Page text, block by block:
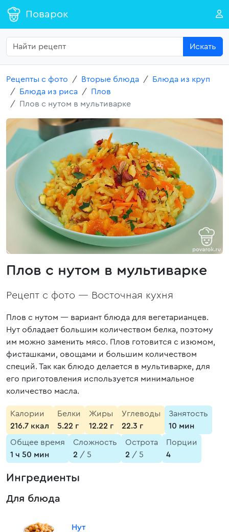
Поварок
Искать
Рецепты с фото Вторые блюда
Блюда из круп
Блюда из риса
Плов
Плов с нутом в мультиварке
Плов с нутом в мультиварке
Рецепт с фото — Восточная кухня
Плов с нутом — вариант блюда для вегетарианцев.
Нут обладает большим количеством белка, поэтому
им можно заменить мясо. Плов готовится с изюмом,
фисташками, овощами и большим количеством
специй. Так как блюдо делается в мультиварке, для
его приготовления используется минимальное
количество масла.
Калории
216.7 ккал
Белки
5.22 г
Жиры
12.22 г
Углеводы
22.3 г
Занятость
10 мин
Общее время
1 ч 50 мин
Сложность
2 / 5
Острота
2 / 5
Порции
4
Ингредиенты
Для блюда
Нут